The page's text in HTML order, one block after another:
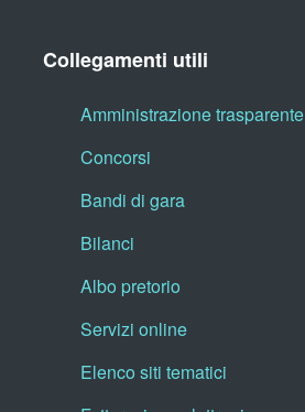
Collegamenti utili
Amministrazione trasparente
Concorsi
Bandi di gara
Bilanci
Albo pretorio
Servizi online
Elenco siti tematici